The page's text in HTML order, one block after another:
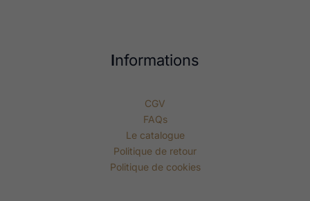
Informations
CGV
FAQs
Le catalogue
Politique de retour
Politique de cookies